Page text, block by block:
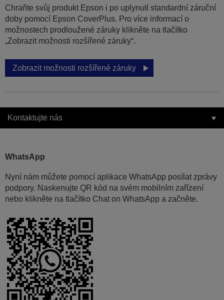
Chraňte svůj produkt Epson i po uplynutí standardní záruční
doby pomocí Epson CoverPlus. Pro více informací o
možnostech prodloužené záruky klikněte na tlačítko
„Zobrazit možnosti rozšířené záruky“.
Zobrazit možnosti rozšířené záruky
Kontaktujte nás
WhatsApp
Nyní nám můžete pomocí aplikace WhatsApp posílat zprávy
podpory. Naskenujte QR kód na svém mobilním zařízení
nebo klikněte na tlačítko Chat on WhatsApp a začněte.